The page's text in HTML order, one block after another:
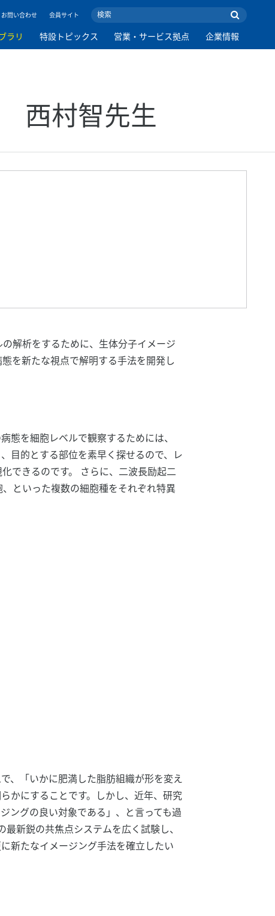
お問い合わせ 会員サイト
ラリ 特設トピックス 営業・サービス拠点 企業情報
西村智先生
解析をするために、生体分子イメージ
を新たな視点で解明する手法を開発し
態を細胞レベルで観察するためには、
目的とする部位を素早く探せるので、レ
できるのです。 さらに、二波長励起二
といった複数の細胞種をそれぞれ特異
、「いかに肥満した脂肪組織が形を変え
かにすることです。しかし、近年、研究
ングの良い対象である」、と言っても過
新鋭の共焦点システムを広く試験し、
新たなイメージング手法を確立したい